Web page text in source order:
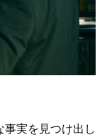
実を見つけ出し